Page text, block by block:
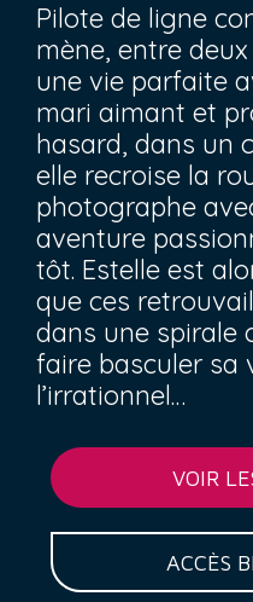
Pilote de ligne
mène, entre
une vie parfaite
mari aimant et
hasard, dans un
elle recroise la
photographe
aventure
tôt. Estelle est
que ces
dans une spirale
faire basculer sa
l’irrationnel…
VOIR
ACCÈS